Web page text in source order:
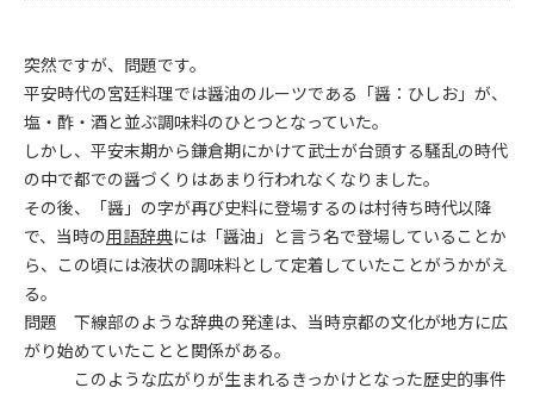
突然ですが、問題です。
平安時代の宮廷料理では醤油のルーツである「醤：ひしお」が、
塩・酢・酒と並ぶ調味料のひとつとなっていた。
しかし、平安末期から鎌倉期にかけて武士が台頭する騒乱の時代
の中で都での醤づくりはあまり行われなくなりました。
その後、「醤」の字が再び史料に登場するのは村待ち時代以降
で、当時の用語辞典には「醤油」と言う名で登場していることか
ら、この頃には液状の調味料として定着していたことがうかがえ
る。
問題 下線部のような辞典の発達は、当時京都の文化が地方に広
がり始めていたことと関係がある。
このような広がりが生まれるきっかけとなった歴史的事件